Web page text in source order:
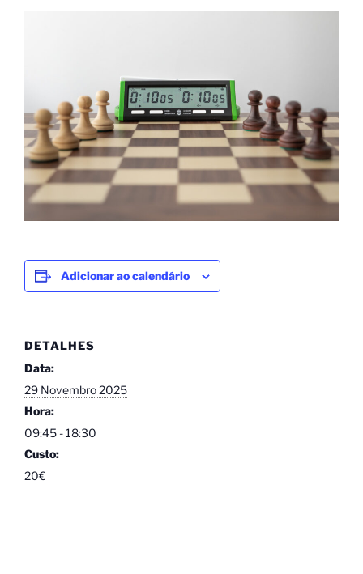
Adicionar ao calendário
DETALHES
Data:
29 Novembro 2025
Hora:
09:45 - 18:30
Custo:
20€